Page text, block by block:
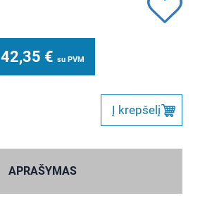
42,35 € su PVM
Į krepšelį
APRAŠYMAS